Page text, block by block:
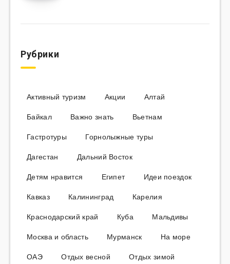
Рубрики
Активный туризм Акции
Алтай
Байкал
Важно знать
Вьетнам
Гастротуры
Горнолыжные туры
Дагестан
Дальний Восток
Детям нравится
Египет
Идеи поездок
Кавказ
Калининград
Карелия
Краснодарский край
Куба
Мальдивы
Москва и область
Мурманск
На море
ОАЭ
Отдых весной
Отдых зимой